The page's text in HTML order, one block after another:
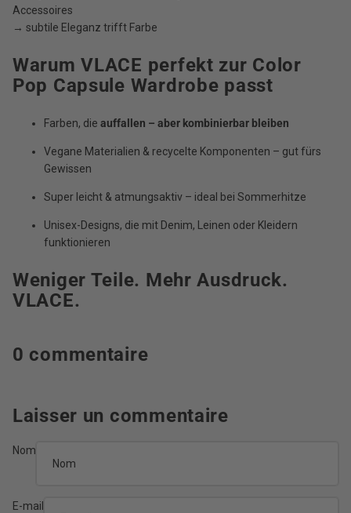
Accessoires
→ subtile Eleganz trifft Farbe
Warum VLACE perfekt zur Color
Pop Capsule Wardrobe passt
Farben, die auffallen – aber kombinierbar bleiben
Vegane Materialien & recycelte Komponenten – gut fürs
Gewissen
Super leicht & atmungsaktiv – ideal bei Sommerhitze
Unisex-Designs, die mit Denim, Leinen oder Kleidern
funktionieren
Weniger Teile. Mehr Ausdruck.
VLACE.
0 commentaire
Laisser un commentaire
Nom
E-mail